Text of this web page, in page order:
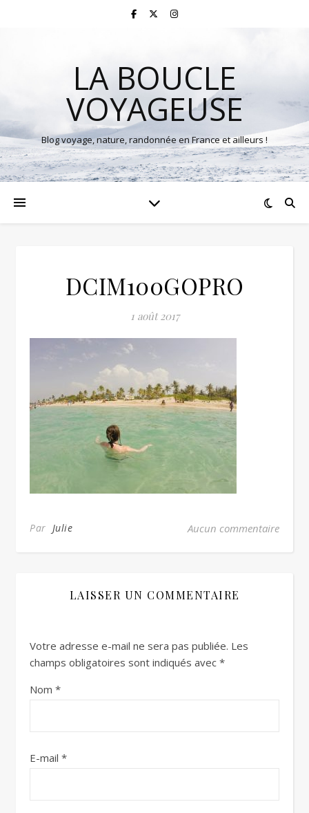
LA BOUCLE
VOYAGEUSE
Blog voyage, nature, randonnée en France et ailleurs !
DCIM100GOPRO
1 août 2017
Par Julie Aucun commentaire
LAISSER UN COMMENTAIRE
Votre adresse e-mail ne sera pas publiée. Les
champs obligatoires sont indiqués avec *
Nom *
E-mail *